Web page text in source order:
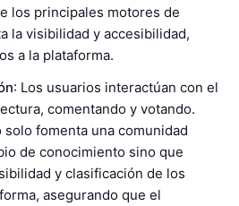
los principales motores de
la visibilidad y accesibilidad,
a la plataforma.
: Los usuarios interactúan con el
comentando y votando.
solo fomenta una comunidad
de conocimiento sino que
y clasificación de los
asegurando que el